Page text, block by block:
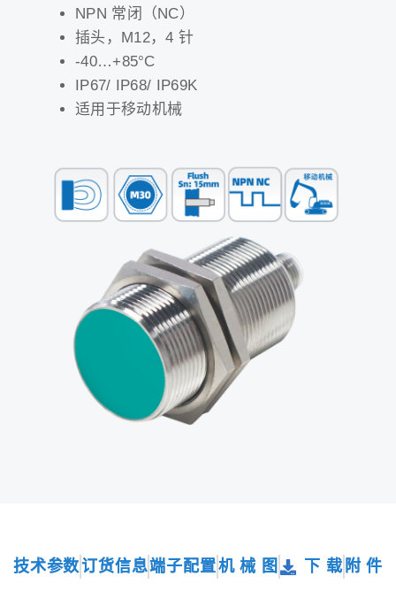
NPN 常闭（NC）
插头，M12，4 针
-40…+85°C
IP67/ IP68/ IP69K
适用于移动机械
技术参数订货信息端子配置机 械 图 下 载 附 件